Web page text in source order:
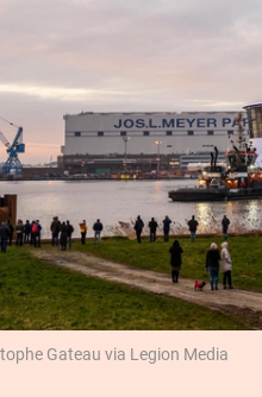
Gateau via Legion Media